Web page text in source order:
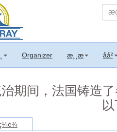
Organizer æ¸¸æ åå²
期间，法国铸造